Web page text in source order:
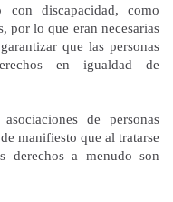
discapacidad, como
por lo que eran necesarias
que las personas
en igualdad de
de personas
manifiesto que al tratarse
derechos a menudo son